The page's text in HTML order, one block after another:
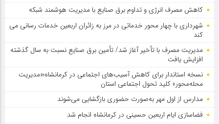
کاهش مصرف انرژی و تداوم برق صنایع با مدیریت هوشمند شبکه
شهرداری با چهار محور خدماتی در مرز به زائران اربعین خدمات رسانی می
کند
مدیریت مصرف با تأخیر آغاز شد/ تأمین برق صنایع نسبت به سال گذشته
افزایش یافت
نسخه استاندار برای کاهش آسیب‌های اجتماعی در کرمانشاه؛«مدیریت
محله‌محور» کلید تحول اجتماعی استان
مدارس از اول مهر به‌صورت حضوری بازگشایی می‌شوند
فضاسازی ایام اربعین حسینی در کرمانشاه انجام شد